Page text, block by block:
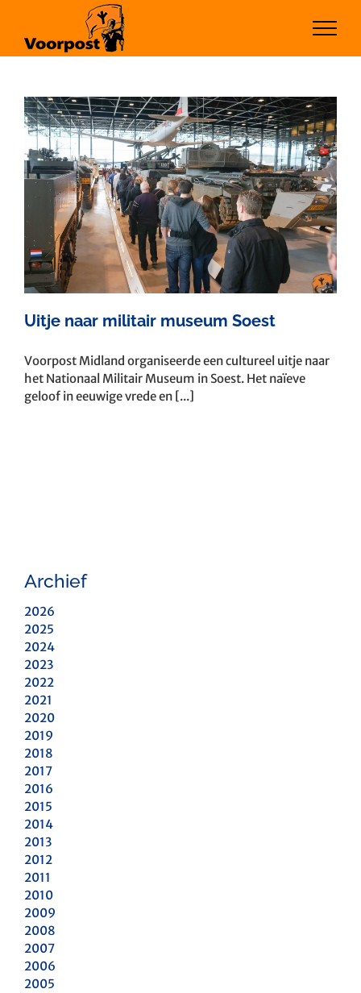
inhoud
Uitje naar militair museum Soest
Voorpost Midland organiseerde een cultureel uitje naar
het Nationaal Militair Museum in Soest. Het naïeve
geloof in eeuwige vrede en [...]
Archief
2026
2025
2024
2023
2022
2021
2020
2019
2018
2017
2016
2015
2014
2013
2012
2011
2010
2009
2008
2007
2006
2005